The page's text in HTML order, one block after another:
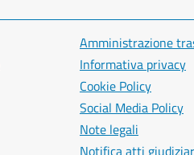
Amministrazione
Informativa privacy
Cookie Policy
Social Media Policy
Note legali